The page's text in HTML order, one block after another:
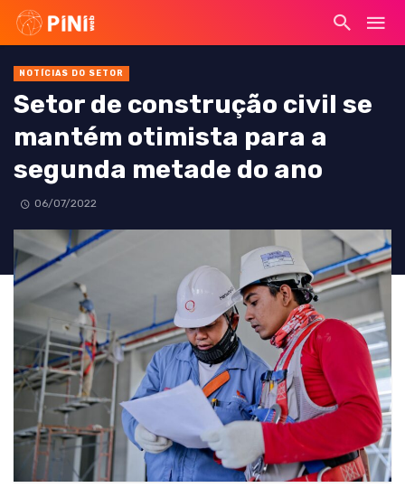
NOTÍCIAS DO SETOR
Setor de construção civil se
mantém otimista para a
segunda metade do ano
06/07/2022